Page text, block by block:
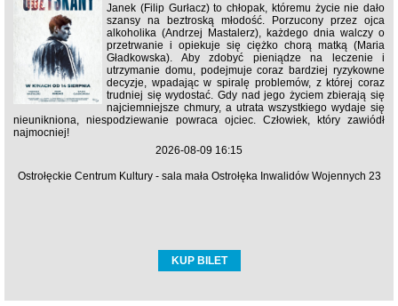
Janek (Filip Gurłacz) to chłopak, któremu życie nie dało
szansy na beztroską młodość. Porzucony przez ojca
alkoholika (Andrzej Mastalerz), każdego dnia walczy o
przetrwanie i opiekuje się ciężko chorą matką (Maria
Gładkowska). Aby zdobyć pieniądze na leczenie i
utrzymanie domu, podejmuje coraz bardziej ryzykowne
decyzje, wpadając w spiralę problemów, z której coraz
trudniej się wydostać. Gdy nad jego życiem zbierają się
najciemniejsze chmury, a utrata wszystkiego wydaje się
nieunikniona, niespodziewanie powraca ojciec. Człowiek, który zawiódł
najmocniej!
2026-08-09 16:15
Ostrołęckie Centrum Kultury - sala mała Ostrołęka Inwalidów Wojennych 23
KUP BILET